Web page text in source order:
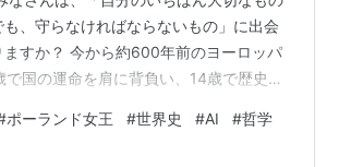
、守らなければならないもの」に出会
ますか？ 今から約600年前のヨーロッパ
で国の運命を肩に背負い、14歳で歴史を
若き女性君主、ヤドヴィガ（1373〜
女は「女王（王の妃）」ではなく、自ら
ポーランド女王 #世界史 #AI #哲学